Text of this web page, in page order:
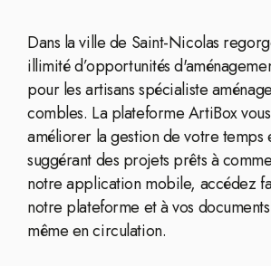
Dans la ville de Saint-Nicolas
illimité d’opportunités
pour les artisans spécialiste
combles. La plateforme ArtiBox
améliorer la gestion de votre temps
suggérant des projets prêts à
notre application mobile, accédez
notre plateforme et à vos
même en circulation.